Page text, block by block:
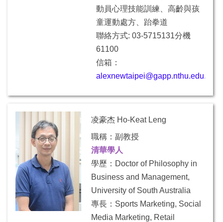
動員心理技能訓練、高齡與孩
童運動處方、跆拳道
聯絡方式: 03-5715131分機
61100
信箱：
alexnewtaipei@gapp.nthu.edu.tw
凌豪杰 Ho-Keat Leng
職稱：副教授
清華學人
學歷： Doctor of Philosophy in
Business and Management,
University of South Australia
專長： Sports Marketing, Social
Media Marketing, Retail